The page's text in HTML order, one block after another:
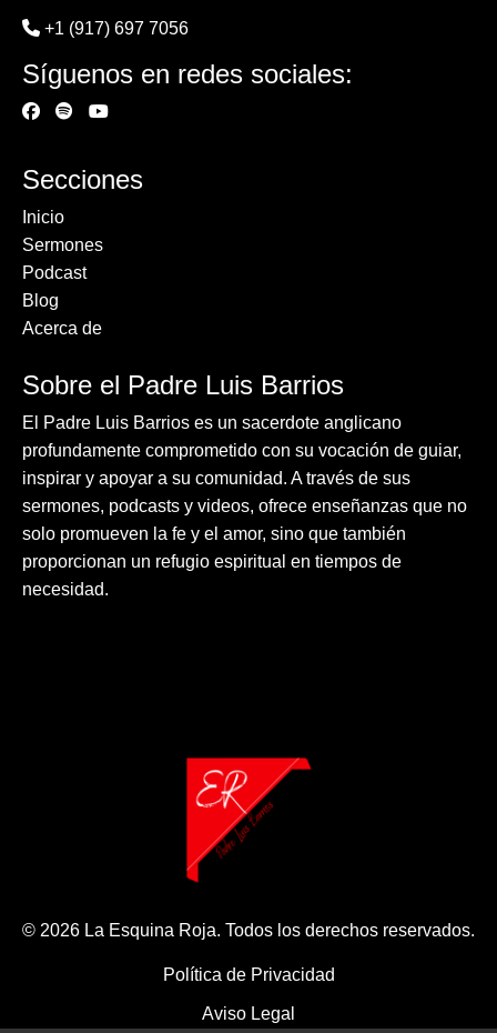
+1 (917) 697 7056
Síguenos en redes sociales:
Secciones
Inicio
Sermones
Podcast
Blog
Acerca de
Sobre el Padre Luis Barrios
El Padre Luis Barrios es un sacerdote anglicano
profundamente comprometido con su vocación de guiar,
inspirar y apoyar a su comunidad. A través de sus
sermones, podcasts y videos, ofrece enseñanzas que no
solo promueven la fe y el amor, sino que también
proporcionan un refugio espiritual en tiempos de
necesidad.
© 2026 La Esquina Roja. Todos los derechos reservados.
Política de Privacidad
Aviso Legal